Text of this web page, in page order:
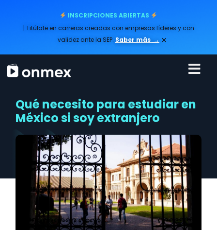
INSCRIPCIONES ABIERTAS
| Titúlate en carreras creadas con empresas líderes y con
validez ante la SEP. Saber más → ×
Qué necesito para estudiar en
México si soy extranjero